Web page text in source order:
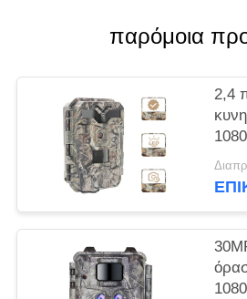
ΠΟΛΙΤΙΚΉ
ΑΠΟΡΡΉΤΟΥ
παρόμοια
2,4
IR